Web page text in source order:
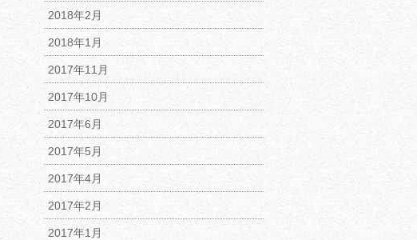
2018年2月
2018年1月
2017年11月
2017年10月
2017年6月
2017年5月
2017年4月
2017年2月
2017年1月